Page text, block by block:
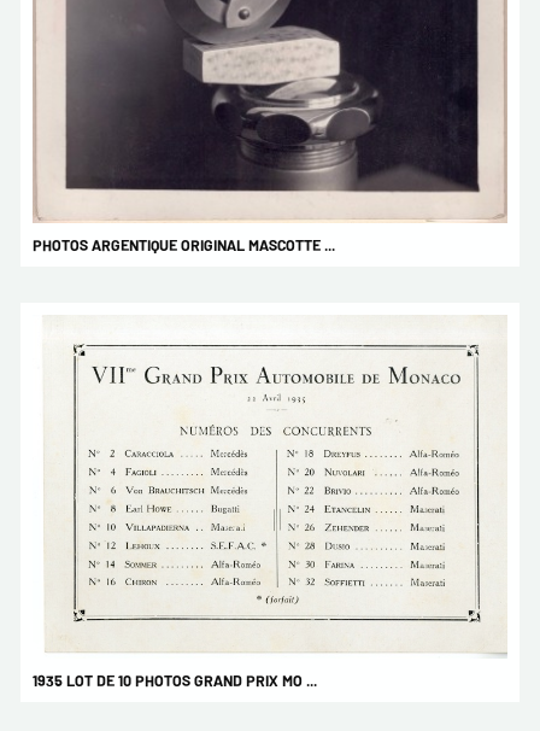
PHOTOS ARGENTIQUE ORIGINAL MASCOTTE ...
1935 LOT DE 10 PHOTOS GRAND PRIX MO ...